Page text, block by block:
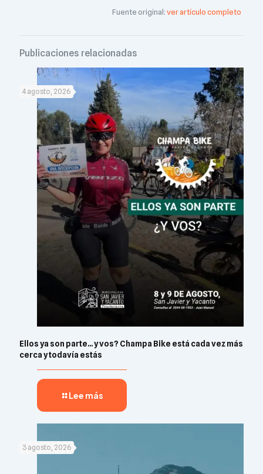
Fuente original:ver artículo completo
Publicaciones relacionadas
4 agosto, 2026
Ellos ya son parte… y vos? Champa Bike está cada vez más
cerca y todavía estás
Lee más
3 agosto, 2026